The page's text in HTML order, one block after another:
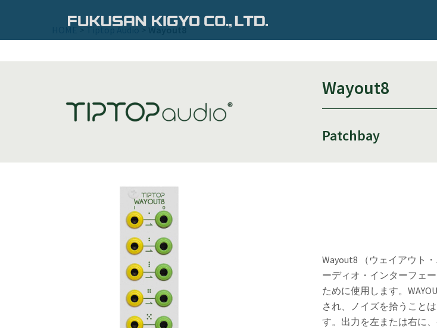
テ
HOME >Tiptop Audio > Wayout8
Wayout8
Patchbay
Wayout8 （ウェイアウト
ーディオ・インターフェ
ために使用します。
され、ノイズを拾うこと
す。出力を左または右に